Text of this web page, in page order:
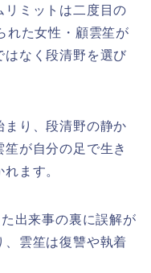
リミットは二度目の
れた女性・顧雲笙が
はなく段清野を選び
まり、段清野の静か
が自分の足で生き
ます。
出来事の裏に誤解が
、雲笙は復讐や執着